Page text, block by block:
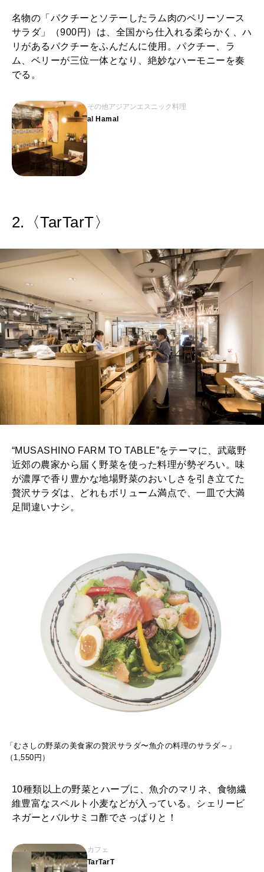
名物の「パクチーとソテーしたラム肉のベリーソース
サラダ」（900円）は、全国から仕入れる柔らかく、ハ
リがあるパクチーをふんだんに使用。パクチー、ラ
ム、ベリーが三位一体となり、絶妙なハーモニーを奏
でる。
その他アジアンエスニック料理
al Hamal
2.〈TarTarT〉
“MUSASHINO FARM TO TABLE”をテーマに、武蔵野
近郊の農家から届く野菜を使った料理が勢ぞろい。味
が濃厚で香り豊かな地場野菜のおいしさを引き立てた
贅沢サラダは、どれもボリューム満点で、一皿で大満
足間違いナシ。
「むさしの野菜の美食家の贅沢サラダ〜魚介の料理のサラダ～」
（1,550円）
10種類以上の野菜とハーブに、魚介のマリネ、食物繊
維豊富なスペルト小麦などが入っている。シェリービ
ネガーとバルサミコ酢でさっぱりと！
カフェ
TarTarT